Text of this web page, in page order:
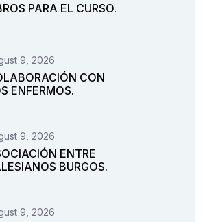
PARA EL CURSO.
9, 2026
CON
ENFERMOS.
9, 2026
ENTRE
BURGOS.
9, 2026